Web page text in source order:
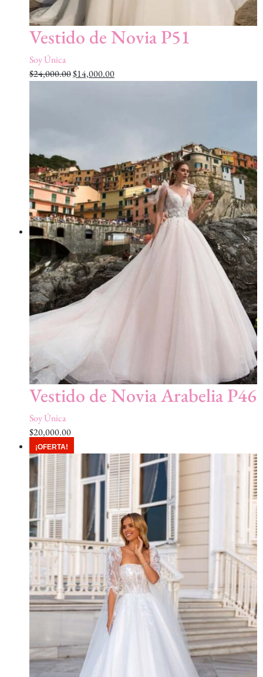
Vestido de Novia P51
Soy Única
$24,000.00$14,000.00
Vestido de Novia Arabelia P46
Soy Única
$20,000.00
¡OFERTA!